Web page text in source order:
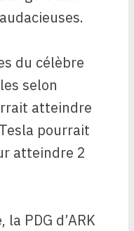
du célèbre
selon
atteindre
pourrait
atteindre 2
PDG d’ARK